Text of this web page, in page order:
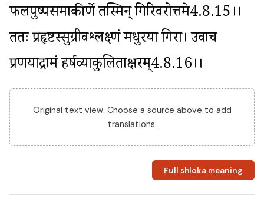
फलपुष्पसमाकीर्णे तस्मिन् गिरिवरोत्तमे4.8.15।।
ततः प्रहृष्टस्सुग्रीवश्लक्ष्णं मधुरया गिरा। उवाच
प्रणयाद्रामं हर्षव्याकुलिताक्षरम्4.8.16।।
Original text view. Choose a source above to add
translations.
Full shloka meaning